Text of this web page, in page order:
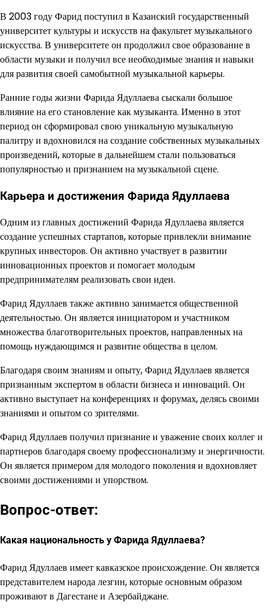
В 2003 году Фарид поступил в Казанский государственный
университет культуры и искусств на факультет музыкального
искусства. В университете он продолжил свое образование в
области музыки и получил все необходимые знания и навыки
для развития своей самобытной музыкальной карьеры.
Ранние годы жизни Фарида Ядуллаева сыскали большое
влияние на его становление как музыканта. Именно в этот
период он сформировал свою уникальную музыкальную
палитру и вдохновился на создание собственных музыкальных
произведений, которые в дальнейшем стали пользоваться
популярностью и признанием на музыкальной сцене.
Карьера и достижения Фарида Ядуллаева
Одним из главных достижений Фарида Ядуллаева является
создание успешных стартапов, которые привлекли внимание
крупных инвесторов. Он активно участвует в развитии
инновационных проектов и помогает молодым
предпринимателям реализовать свои идеи.
Фарид Ядуллаев также активно занимается общественной
деятельностью. Он является инициатором и участником
множества благотворительных проектов, направленных на
помощь нуждающимся и развитие общества в целом.
Благодаря своим знаниям и опыту, Фарид Ядуллаев является
признанным экспертом в области бизнеса и инноваций. Он
активно выступает на конференциях и форумах, делясь своими
знаниями и опытом со зрителями.
Фарид Ядуллаев получил признание и уважение своих коллег и
партнеров благодаря своему профессионализму и энергичности.
Он является примером для молодого поколения и вдохновляет
своими достижениями и упорством.
Вопрос-ответ:
Какая национальность у Фарида Ядуллаева?
Фарид Ядуллаев имеет кавказское происхождение. Он является
представителем народа лезгин, которые основным образом
проживают в Дагестане и Азербайджане.